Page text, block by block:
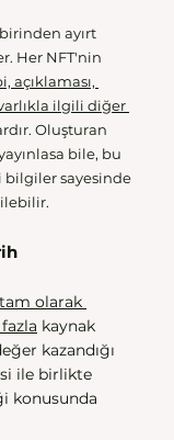
ayırt
Her NFT'nin
açıklaması,
ilgili diğer
Oluşturan
bile, bu
bilgiler sayesinde
olarak
fazla kaynak
kazandığı
ile birlikte
konusunda